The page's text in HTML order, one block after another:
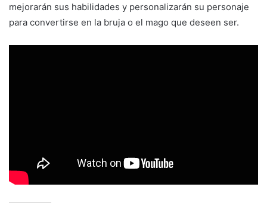
mejorarán sus habilidades y personalizarán su personaje
para convertirse en la bruja o el mago que deseen ser.